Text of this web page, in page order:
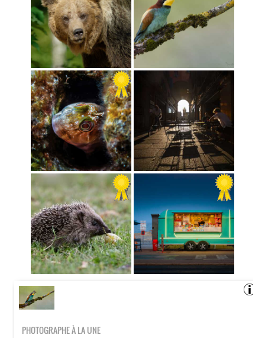
PHOTOGRAPHE À LA UNE